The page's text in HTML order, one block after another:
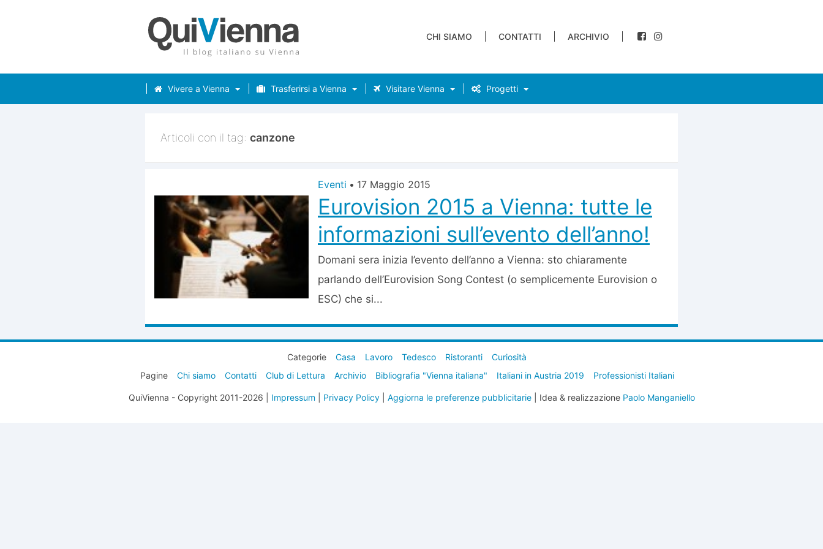
CHI SIAMO CONTATTI ARCHIVIO
Vivere a Vienna Trasferirsi a Vienna Visitare Vienna Progetti
Articoli con il tag: canzone
Eventi • 17 Maggio 2015
Eurovision 2015 a Vienna: tutte le
informazioni sull’evento dell’anno!
Domani sera inizia l’evento dell’anno a Vienna: sto chiaramente
parlando dell’Eurovision Song Contest (o semplicemente Eurovision o
ESC) che si...
Categorie Casa Lavoro Tedesco Ristoranti
Curiosità
Pagine
Chi siamo Contatti Club di Lettura Archivio Bibliografia "Vienna italiana" Italiani in Austria 2019 Professionisti Italiani
QuiVienna - Copyright 2011-2026 | Impressum Privacy Policy| Aggiorna le preferenze pubblicitarie| Idea & realizzazione Paolo Manganiello